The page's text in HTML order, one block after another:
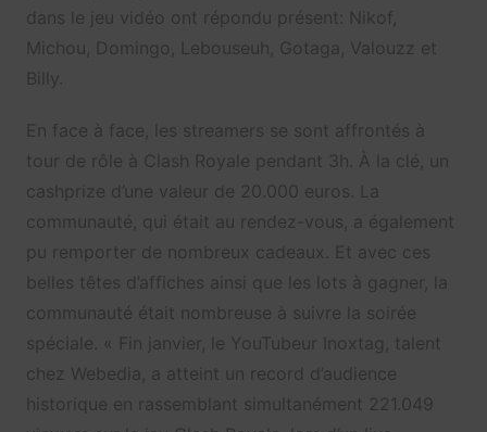
dans le jeu vidéo ont répondu présent: Nikof,
Michou, Domingo, Lebouseuh, Gotaga, Valouzz et
Billy.
En face à face, les streamers se sont affrontés à
tour de rôle à Clash Royale pendant 3h. À la clé, un
cashprize d’une valeur de 20.000 euros. La
communauté, qui était au rendez-vous, a également
pu remporter de nombreux cadeaux. Et avec ces
belles têtes d’affiches ainsi que les lots à gagner, la
communauté était nombreuse à suivre la soirée
spéciale. « Fin janvier, le YouTubeur Inoxtag, talent
chez Webedia, a atteint un record d’audience
historique en rassemblant simultanément 221.049